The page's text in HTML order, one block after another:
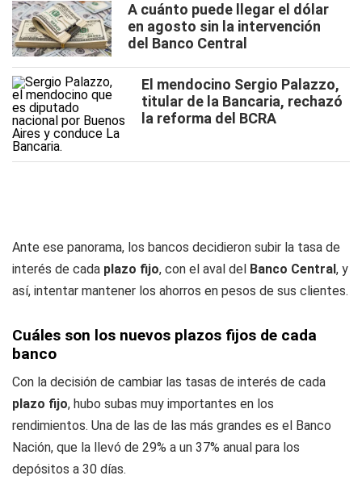
A cuánto puede llegar el dólar
en agosto sin la intervención
del Banco Central
El mendocino Sergio Palazzo,
titular de la Bancaria, rechazó
la reforma del BCRA
Ante ese panorama, los bancos decidieron subir la tasa de
interés de cada plazo fijo, con el aval del Banco Central, y
así, intentar mantener los ahorros en pesos de sus clientes.
Cuáles son los nuevos plazos fijos de cada
banco
Con la decisión de cambiar las tasas de interés de cada
plazo fijo, hubo subas muy importantes en los
rendimientos. Una de las de las más grandes es el Banco
Nación, que la llevó de 29% a un 37% anual para los
depósitos a 30 días.